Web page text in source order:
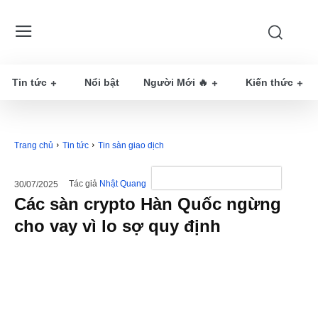
Tin tức Nổi bật Người Mới 🔥 Kiến thức
Trang chủ Tin tức Tin sàn giao dịch
30/07/2025 Tác giả Nhật Quang
Các sàn crypto Hàn Quốc ngừng
cho vay vì lo sợ quy định